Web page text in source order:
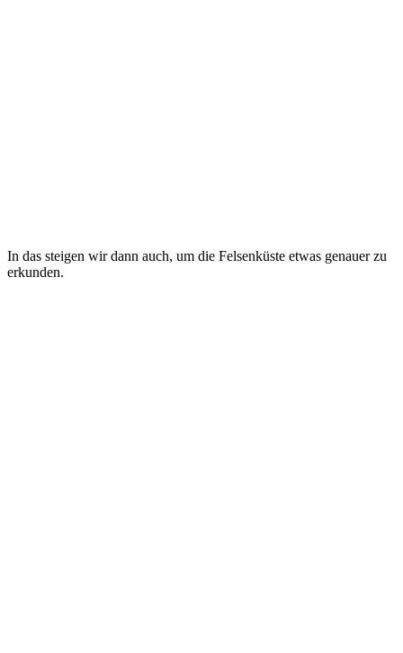
In das steigen wir dann auch, um die Felsenküste etwas genauer zu
erkunden.